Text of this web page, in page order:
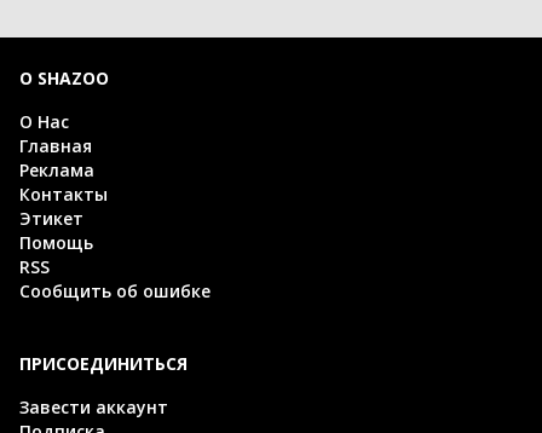
О SHAZOO
О Нас
Главная
Реклама
Контакты
Этикет
Помощь
RSS
Сообщить об ошибке
ПРИСОЕДИНИТЬСЯ
Завести аккаунт